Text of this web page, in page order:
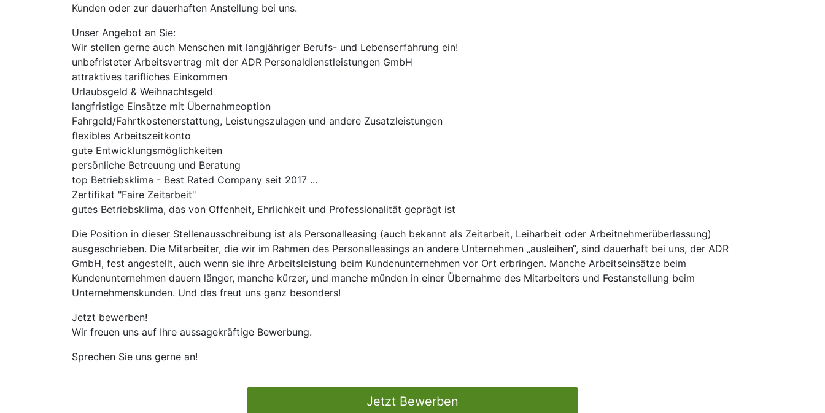
Kunden oder zur dauerhaften Anstellung bei uns.
Unser Angebot an Sie:
Wir stellen gerne auch Menschen mit langjähriger Berufs- und Lebenserfahrung ein!
unbefristeter Arbeitsvertrag mit der ADR Personaldienstleistungen GmbH
attraktives tarifliches Einkommen
Urlaubsgeld & Weihnachtsgeld
langfristige Einsätze mit Übernahmeoption
Fahrgeld/Fahrtkostenerstattung, Leistungszulagen und andere Zusatzleistungen
flexibles Arbeitszeitkonto
gute Entwicklungsmöglichkeiten
persönliche Betreuung und Beratung
top Betriebsklima - Best Rated Company seit 2017 ...
Zertifikat "Faire Zeitarbeit"
gutes Betriebsklima, das von Offenheit, Ehrlichkeit und Professionalität geprägt ist
Die Position in dieser Stellenausschreibung ist als Personalleasing (auch bekannt als Zeitarbeit, Leiharbeit oder Arbeitnehmerüberlassung)
ausgeschrieben. Die Mitarbeiter, die wir im Rahmen des Personalleasings an andere Unternehmen „ausleihen“, sind dauerhaft bei uns, der ADR
GmbH, fest angestellt, auch wenn sie ihre Arbeitsleistung beim Kundenunternehmen vor Ort erbringen. Manche Arbeitseinsätze beim
Kundenunternehmen dauern länger, manche kürzer, und manche münden in einer Übernahme des Mitarbeiters und Festanstellung beim
Unternehmenskunden. Und das freut uns ganz besonders!
Jetzt bewerben!
Wir freuen uns auf Ihre aussagekräftige Bewerbung.
Sprechen Sie uns gerne an!
Jetzt Bewerben